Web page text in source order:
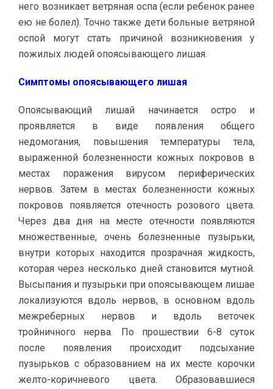
него возникает ветряная оспа (если ребенок ранее
ею не болел). Точно также дети больные ветряной
оспой могут стать причиной возникновения у
пожилых людей опоясывающего лишая.
Симптомы опоясывающего лишая
Опоясывающий лишай начинается остро и
проявляется в виде появления общего
недомогания, повышения температуры тела,
выраженной болезненности кожных покровов в
местах поражения вирусом периферических
нервов. Затем в местах болезненности кожных
покровов появляется отечность розового цвета.
Через два дня на месте отечности появляются
множественные, очень болезненные пузырьки,
внутри которых находится прозрачная жидкость,
которая через несколько дней становится мутной.
Высыпания и пузырьки при опоясывающем лишае
локализуются вдоль нервов, в основном вдоль
межреберных нервов и вдоль веточек
тройничного нерва. По прошествии 6-8 суток
после появления происходит подсыхание
пузырьков с образованием на их месте корочки
желто-коричневого цвета. Образовавшиеся